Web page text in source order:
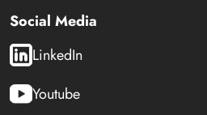
Social Media
LinkedIn
Youtube